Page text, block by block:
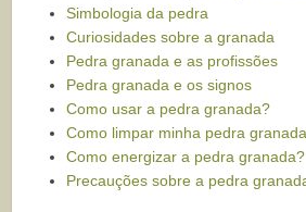
Simbologia da pedra
Curiosidades sobre a granada
Pedra granada e as profissões
Pedra granada e os signos
Como usar a pedra granada?
Como limpar minha pedra
Como energizar a pedra granada?
Precauções sobre a pedra